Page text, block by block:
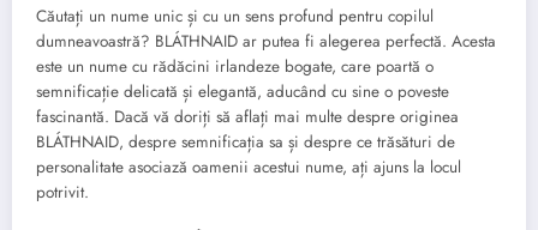
Căutați un nume unic și cu un sens profund pentru copilul
dumneavoastră? BLÁTHNAID ar putea fi alegerea perfectă. Acesta
este un nume cu rădăcini irlandeze bogate, care poartă o
semnificație delicată și elegantă, aducând cu sine o poveste
fascinantă. Dacă vă doriți să aflați mai multe despre originea
BLÁTHNAID, despre semnificația sa și despre ce trăsături de
personalitate asociază oamenii acestui nume, ați ajuns la locul
potrivit.